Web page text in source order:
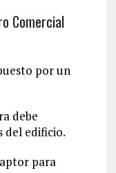
Comercial
por un
debe
del edificio.
para